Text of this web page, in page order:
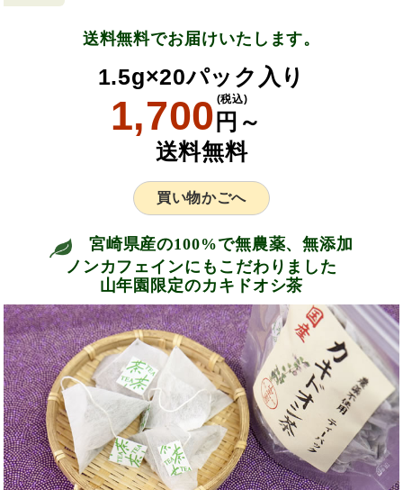
送料無料でお届けいたします。
1.5g×20パック入り
1,700 円～
(税込)
送料無料
買い物かごへ
宮崎県産の100%で無農薬、無添加
ノンカフェインにもこだわりました
山年園限定のカキドオシ茶